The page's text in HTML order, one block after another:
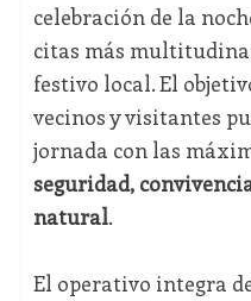
celebración de la
citas más
festivo local. El
vecinos y visitantes
jornada con las
seguridad,
natural.
El operativo integra